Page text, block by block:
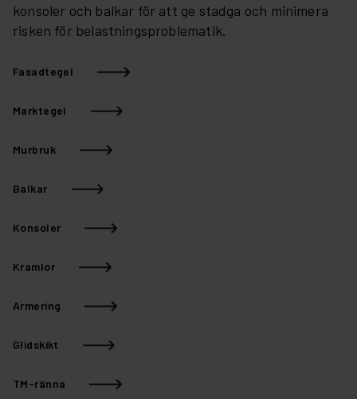
konsoler och balkar för att ge stadga och minimera
risken för belastningsproblematik.
Fasadtegel
Marktegel
Murbruk
Balkar
Konsoler
Kramlor
Armering
Glidskikt
TM-ränna